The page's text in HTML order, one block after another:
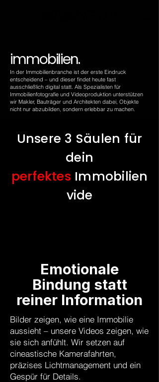
immobilien.
In der Immobilienbranche ist der erste Eindruck
entscheidend – und dieser findet heute fast
ausschließlich digital statt. Als Spezialisten für
Immobilienfotografie und Videoproduktion unterstützen
wir Makler, Bauträger und Architekten dabei, Objekte
nicht nur abzubilden, sondern erlebbar zu machen.
Unsere 3 Säulen für
dein
perfektes Immobilien
vide
Emotionale
Bindung statt
reiner Information
Bilder zeigen, wie eine Immobilie
aussieht – unsere Videos zeigen, wie
sie sich anfühlt. Wir setzen auf
cineastische Kamerafahrten,
präzises Lichtmanagement und ein
Gespür für Details.